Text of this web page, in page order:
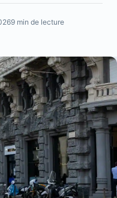
9 min de lecture